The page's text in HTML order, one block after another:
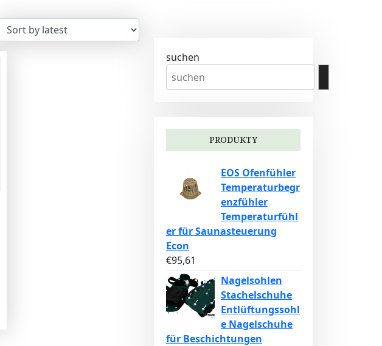
suchen
PRODUKTY
EOS Ofenfühler
Temperaturbegr
enzfühler
Temperaturfühl
er für Saunasteuerung
Econ
€95,61
Nagelsohlen
Stachelschuhe
Entlüftungssohl
e Nagelschuhe
für Beschichtungen